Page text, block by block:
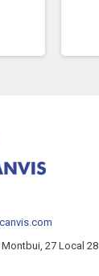
27 Local 28